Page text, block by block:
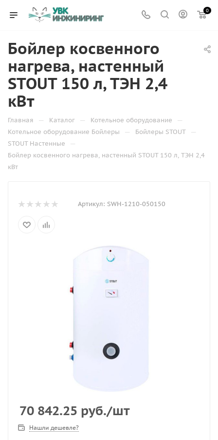
0
Бойлер косвенного
нагрева, настенный
STOUT 150 л, ТЭН 2,4
кВт
Главная — Каталог — Котельное оборудование —
Котельное оборудование Бойлеры — Бойлеры STOUT —
STOUT Настенные —
Бойлер косвенного нагрева, настенный STOUT 150 л, ТЭН 2,4
кВт
Артикул: SWH-1210-050150
70 842.25 руб./шт
Нашли дешевле?